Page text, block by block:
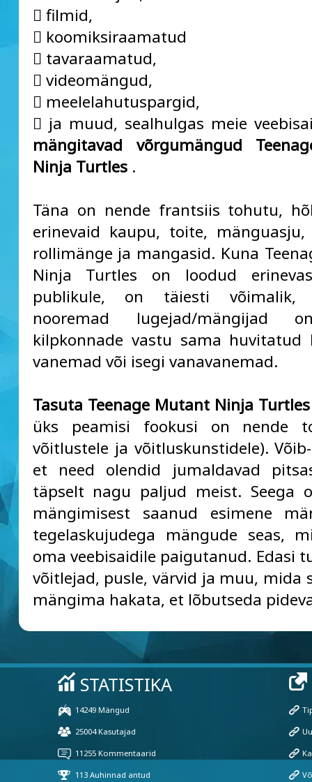
 filmid,
 koomiksiraamatud
 tavaraamatud,
 videomängud,
 meelelahutuspargid,
 ja muud, sealhulgas meie
mängitavad võrgumängud
Ninja Turtles.
Täna on nende frantsiis tohutu,
erinevaid kaupu, toite, mänguasju,
rollimänge ja mangasid. Kuna
Ninja Turtles on loodud
publikule, on täiesti
nooremad lugejad/mängijad
kilpkonnade vastu sama huvitatud
vanemad või isegi vanavanemad.
Tasuta Teenage Mutant Ninja
üks peamisi fookusi on nende
võitlustele ja võitluskunstidele).
et need olendid jumaldavad
täpselt nagu paljud meist. Seega
mängimisest saanud esimene
tegelaskujudega mängude seas,
oma veebisaidile paigutanud. Edasi
võitlejad, pusle, värvid ja muu, mida
mängima hakata, et lõbutseda